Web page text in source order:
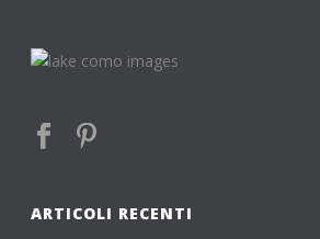
ARTICOLI RECENTI